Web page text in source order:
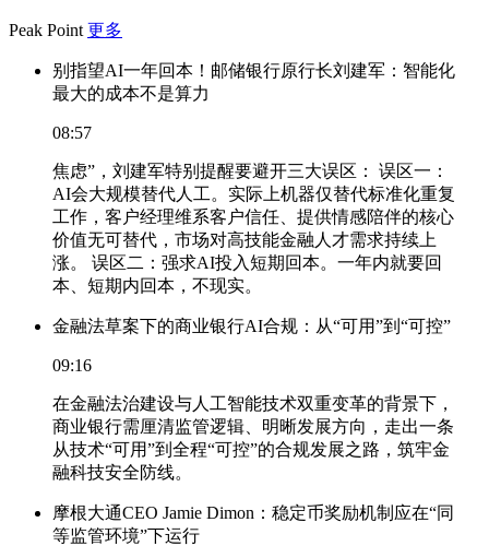
Peak Point 更多
别指望AI一年回本！邮储银行原行长刘建军：智能化
最大的成本不是算力
08:57
焦虑”，刘建军特别提醒要避开三大误区： 误区一：
AI会大规模替代人工。实际上机器仅替代标准化重复
工作，客户经理维系客户信任、提供情感陪伴的核心
价值无可替代，市场对高技能金融人才需求持续上
涨。 误区二：强求AI投入短期回本。一年内就要回
本、短期内回本，不现实。
金融法草案下的商业银行AI合规：从“可用”到“可控”
09:16
在金融法治建设与人工智能技术双重变革的背景下，
商业银行需厘清监管逻辑、明晰发展方向，走出一条
从技术“可用”到全程“可控”的合规发展之路，筑牢金
融科技安全防线。
摩根大通CEO Jamie Dimon：稳定币奖励机制应在“同
等监管环境”下运行